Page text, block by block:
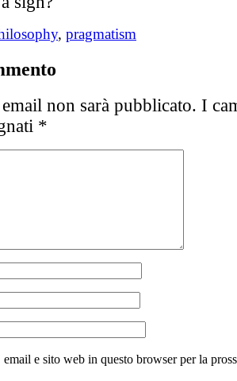
, pragmatism
non sarà pubblicato. I
*
e sito web in questo browser per la